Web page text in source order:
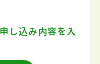
申し込み内容を入